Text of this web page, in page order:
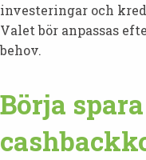
investeringar och
Valet bör anpassas
behov.
Börja